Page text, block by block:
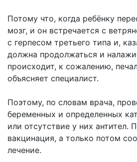
Потому что, когда ребёнку
мозг, и он встречается с
с герпесом третьего типа и,
должна продолжаться и
происходит, к сожалению,
объясняет специалист.
Поэтому, по словам врача,
беременных и определенных
или отсутствие у них антител.
вакцинация, а только потом
лечение.